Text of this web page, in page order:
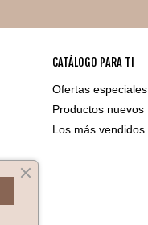
CATÁLOGO PARA TI
Ofertas especiales
Productos nuevos
Los más vendidos